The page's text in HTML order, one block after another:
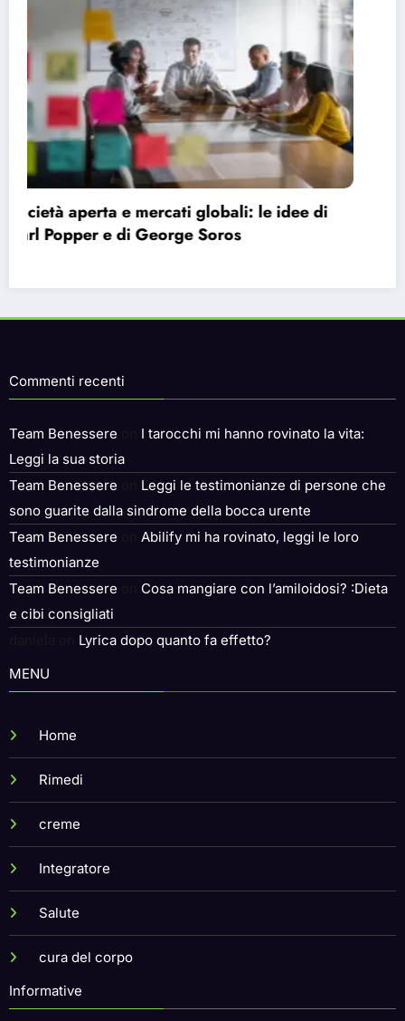
Bauman e la modernità liquida: perché ci
sentiamo vuoti nonostante le infinite
Commenti recenti
Team Benessere
I tarocchi mi hanno rovinato la vita:
Leggi la sua storia
Team Benessere
Leggi le testimonianze di persone che
sono guarite dalla sindrome della bocca urente
Team Benessere
Abilify mi ha rovinato, leggi le loro
testimonianze
Team Benessere
Cosa mangiare con l’amiloidosi? :Dieta
e cibi consigliati
Lyrica dopo quanto fa effetto?
MENU
Home
Rimedi
creme
Integratore
Salute
cura del corpo
Informative